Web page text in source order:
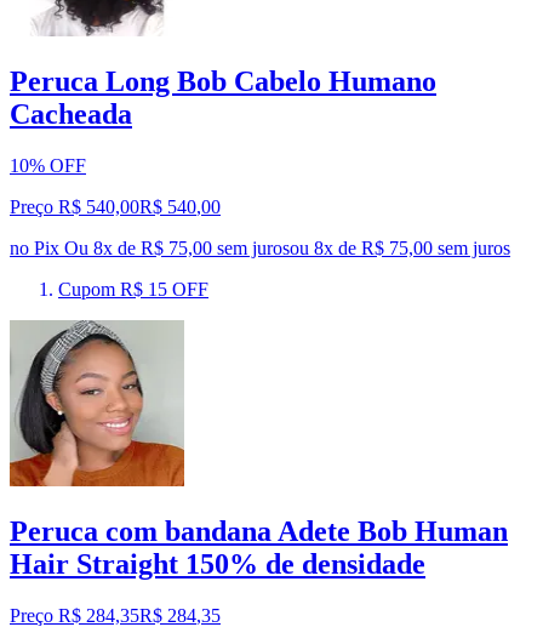
Peruca Long Bob Cabelo Humano
Cacheada
10% OFF
Preço R$ 540,00R$ 540,00
no Pix Ou 8x de R$ 75,00 sem jurosou 8x de R$ 75,00 sem juros
Cupom R$ 15 OFF
Peruca com bandana Adete Bob Human
Hair Straight 150% de densidade
Preço R$ 284,35R$ 284,35